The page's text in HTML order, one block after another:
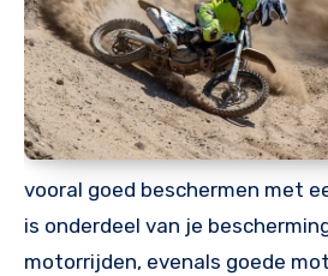
vooral goed beschermen met
is onderdeel van je
motorrijden, evenals goede